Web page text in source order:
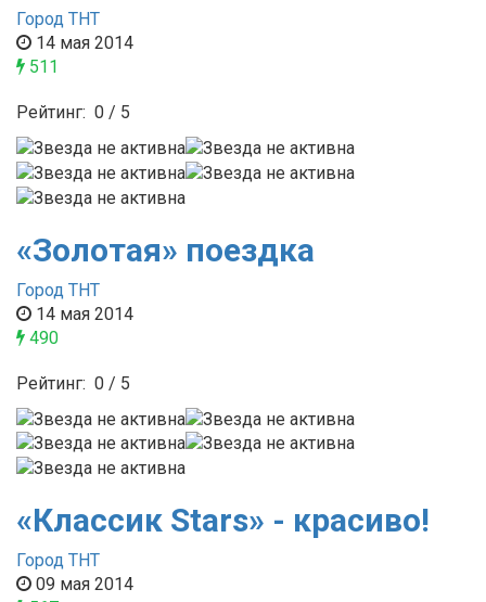
Город ТНТ
14 мая 2014
511
Рейтинг: 0 / 5
«Золотая» поездка
Город ТНТ
14 мая 2014
490
Рейтинг: 0 / 5
«Классик Stars» - красиво!
Город ТНТ
09 мая 2014